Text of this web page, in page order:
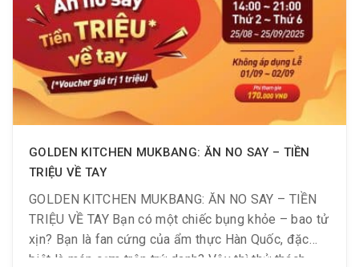
GOLDEN KITCHEN MUKBANG: ĂN NO SAY – TIỀN
TRIỆU VỀ TAY
GOLDEN KITCHEN MUKBANG: ĂN NO SAY – TIỀN
TRIỆU VỀ TAY Bạn có một chiếc bụng khỏe – bao tử
xịn? Bạn là fan cứng của ẩm thực Hàn Quốc, đặc
biệt là món cơm trộn trứ danh? Vậy thì thử thách